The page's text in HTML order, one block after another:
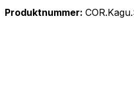
Produktnummer: